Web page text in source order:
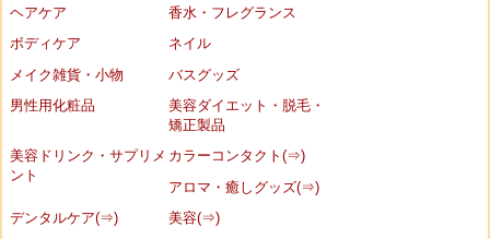
ヘアケア
香水・フレグランス
ボディケア
ネイル
メイク雑貨・小物
バスグッズ
男性用化粧品
美容ダイエット・脱毛・
矯正製品
美容ドリンク・サプリメ
ント
カラーコンタクト(⇒)
アロマ・癒しグッズ(⇒)
デンタルケア(⇒)
美容(⇒)